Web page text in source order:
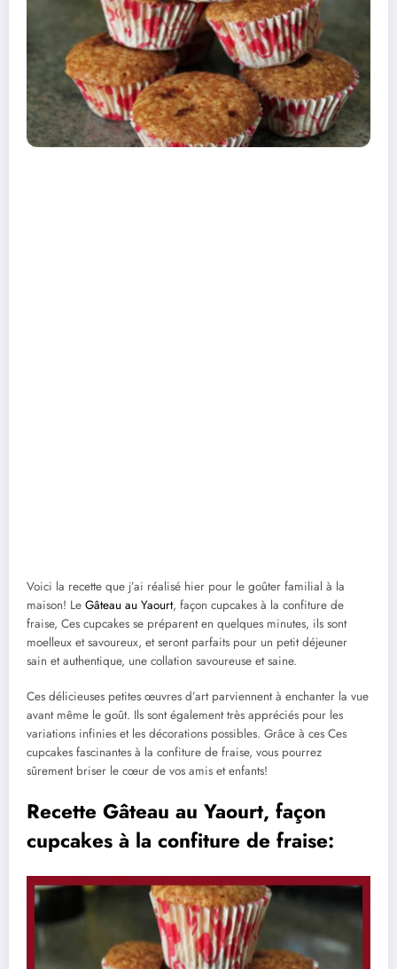
Voici la recette que j’ai réalisé hier pour le goûter familial à la
maison! Le Gâteau au Yaourt, façon cupcakes à la confiture de
fraise, Ces cupcakes se préparent en quelques minutes, ils sont
moelleux et savoureux, et seront parfaits pour un petit déjeuner
sain et authentique, une collation savoureuse et saine.
Ces délicieuses petites œuvres d’art parviennent à enchanter la vue
avant même le goût. Ils sont également très appréciés pour les
variations infinies et les décorations possibles. Grâce à ces Ces
cupcakes fascinantes à la confiture de fraise, vous pourrez
sûrement briser le cœur de vos amis et enfants!
Recette Gâteau au Yaourt, façon
cupcakes à la confiture de fraise: